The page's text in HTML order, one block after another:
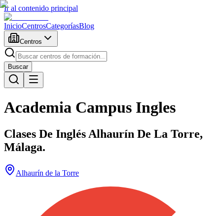
Ir al contenido principal
InicioCentrosCategoríasBlog
Centros
Buscar
Academia Campus Ingles
Clases De Inglés Alhaurín De La Torre,
Málaga.
Alhaurín de la Torre